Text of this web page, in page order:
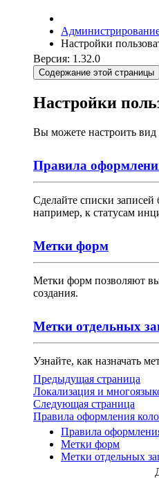
Настройки
Версия: 1.32.0
Содержание этой страницы
Настройки
Вы можете настроить вид
Правила
Сделайте списки
например, к статусам
Метки форм
Метки форм позволяют
создания.
Метки отдельных
Узнайте, как назначать
Предыдущая страница
Локализация и
Следующая страница
Правила оформления
Правила
Метки форм
Метки отдельных